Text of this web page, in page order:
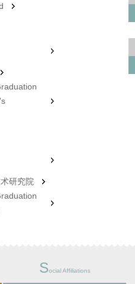
Graduation
技术研究院
Graduation
Social Affiliations